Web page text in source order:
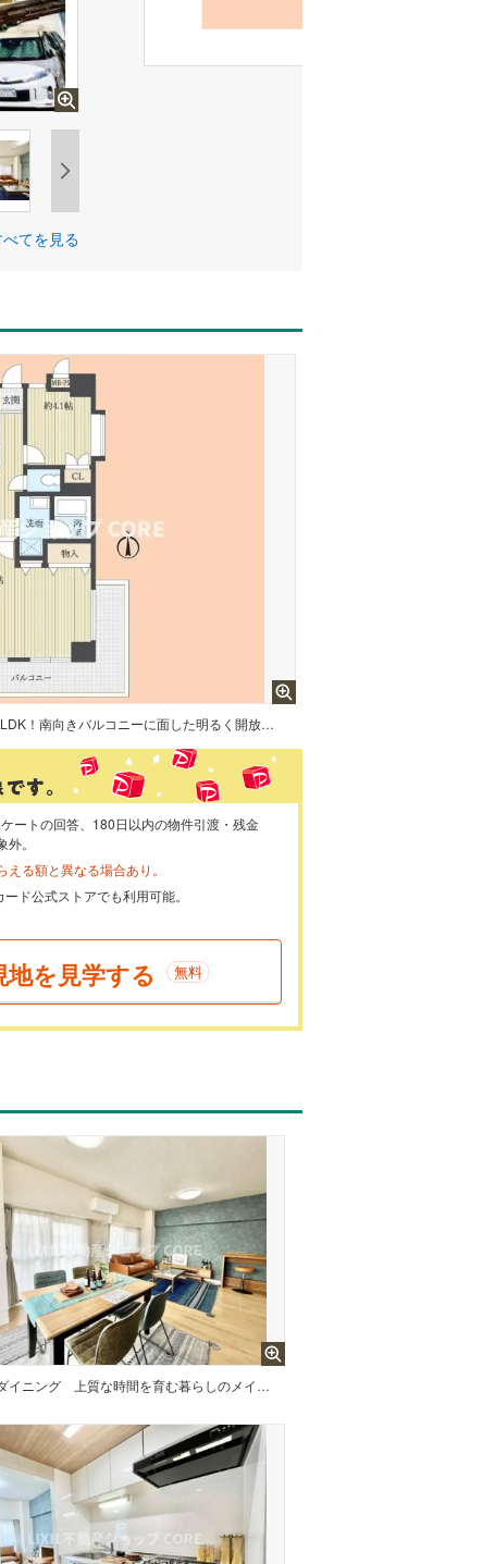
てを見る
約18帖の広々LDKが魅力の2LDK！南向きバルコニーに面した明るく開放的な空間です。各部屋やリビングの収納も充実しており、すっきり快適な暮らしが叶います。
ートの回答、180日以内の物件引渡・残金
。
る額と異なる場合あり。
ド公式ストアでも利用可能。
地を見学する 無料
イニング 上質な時間を育む暮らしのメインステージ。寛ぎとコミュニケーションを育む居心地のよい場所。